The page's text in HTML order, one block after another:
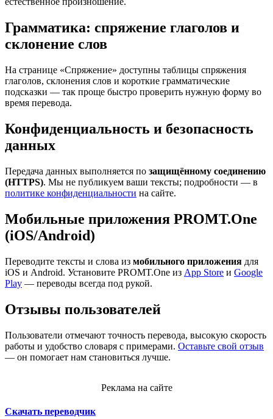
Грамматика: спряжение глаголов и
склонение слов
На странице «Спряжение» доступны таблицы спряжения
глаголов, склонения слов и короткие грамматические
подсказки — так проще быстро проверить нужную форму во
время перевода.
Конфиденциальность и безопасность
данных
Передача данных выполняется по защищённому соединению
(HTTPS). Мы не публикуем ваши тексты; подробности — в
политике конфиденциальности на сайте.
Мобильные приложения PROMT.One
(iOS/Android)
Переводите тексты и слова из мобильного приложения для
iOS и Android. Установите PROMT.One из App Store и Google
Play — переводы всегда под рукой.
Отзывы пользователей
Пользователи отмечают точность перевода, высокую скорость
работы и удобство словаря с примерами. Оставьте свой отзыв
— он помогает нам становиться лучше.
Реклама на сайте
Скачать переводчик